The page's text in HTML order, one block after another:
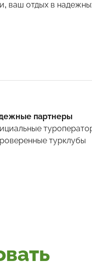
отдых в
партнеры
турклубы